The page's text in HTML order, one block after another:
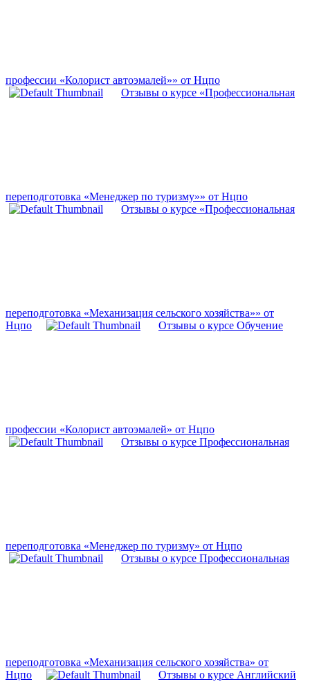
профессии «Колорист автоэмалей»» от Нцпо
Отзывы о курсе «Профессиональная
переподготовка «Менеджер по туризму»» от Нцпо
Отзывы о курсе «Профессиональная
переподготовка «Механизация сельского хозяйства»» от
Нцпо
Отзывы о курсе Обучение
профессии «Колорист автоэмалей» от Нцпо
Отзывы о курсе Профессиональная
переподготовка «Менеджер по туризму» от Нцпо
Отзывы о курсе Профессиональная
переподготовка «Механизация сельского хозяйства» от
Нцпо
Отзывы о курсе Английский